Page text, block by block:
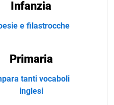
Infanzia
e filastrocche
Primaria
tanti vocaboli
inglesi